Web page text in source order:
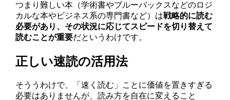
つまり難しい本（学術書やブルーバックスなどのロジ
カルな本やビジネス系の専門書など）は戦略的に読む
必要があり、その状況に応じてスピードを切り替えて
読むことが重要だというわけです。
正しい速読の活用法
そううわけで、「速く読む」ことに価値を置きすぎる
必要はありませんが、読み方を自在に変えること